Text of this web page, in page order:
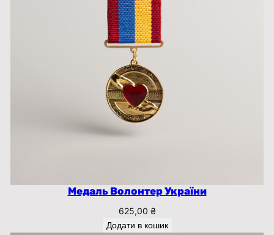
Медаль Волонтер України
625,00 ₴
Додати в кошик